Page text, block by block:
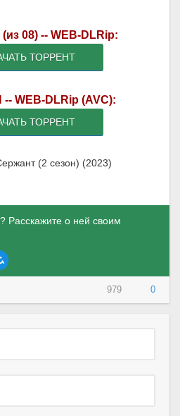
08) -- WEB-DLRip:
ТОРРЕНТ
WEB-DLRip (AVC):
ТОРРЕНТ
(2 сезон) (2023)
Расскажите о ней своим
979 0